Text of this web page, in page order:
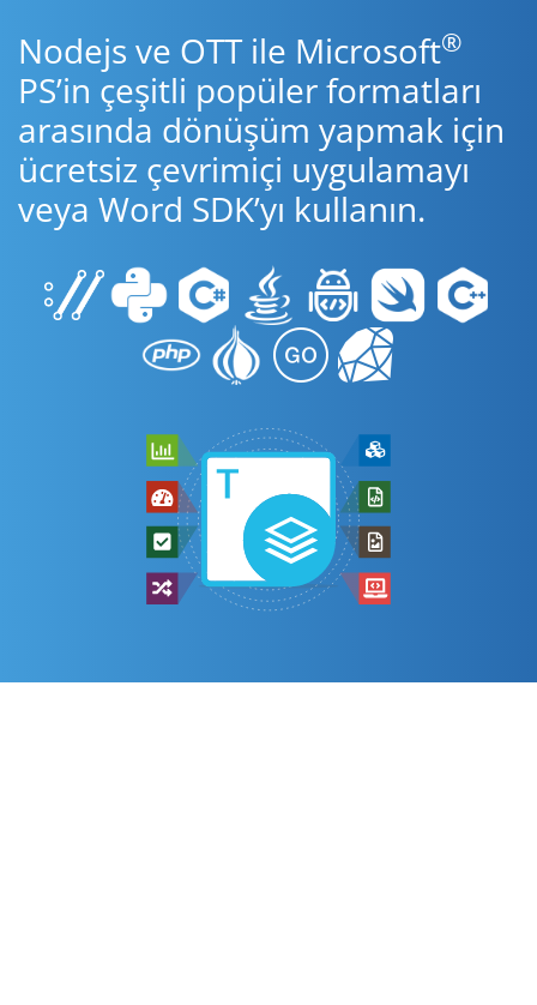
Nodejs ve OTT ile Microsoft®
PS’in çeşitli popüler formatları
arasında dönüşüm yapmak için
ücretsiz çevrimiçi uygulamayı
veya Word SDK’yı kullanın.